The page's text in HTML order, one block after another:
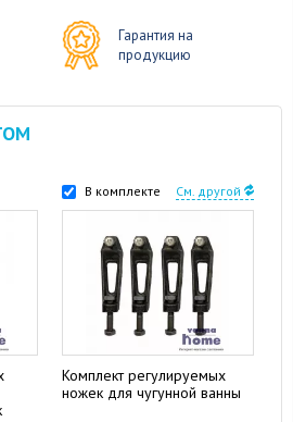
Гарантия на
продукцию
В комплекте См. другой
Комплект регулируемых
ножек для чугунной ванны